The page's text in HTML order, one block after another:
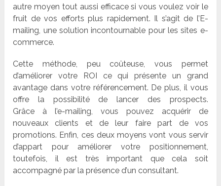
autre moyen tout aussi efficace si vous voulez voir le
fruit de vos efforts plus rapidement. Il s’agit de l’ E-
mailing, une solution incontournable pour les sites e-
commerce.
Cette méthode, peu coûteuse, vous permet
d’améliorer votre ROI ce qui présente un grand
avantage dans votre référencement. De plus, il vous
offre la possibilité de lancer des prospects.
Grâce àl’e-mailing, vous pouvez acquérir de
nouveaux clients et de leur faire part de vos
promotions. Enfin, ces deux moyens vont vous servir
d’appart pour améliorer votre positionnement,
toutefois, il est très important que cela soit
accompagné par laprésence d’un consultant.